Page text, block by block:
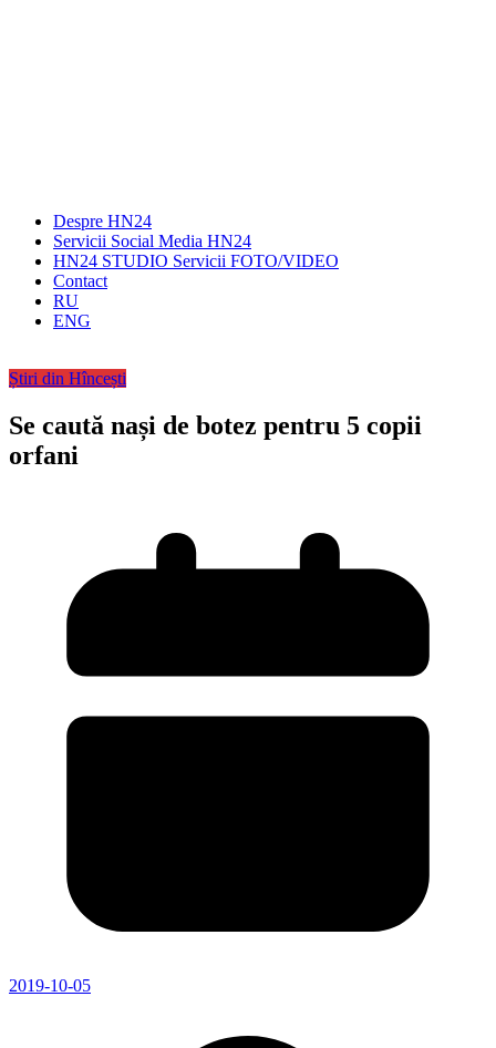
Despre HN24
Servicii Social Media HN24
HN24 STUDIO Servicii FOTO/VIDEO
Contact
RU
ENG
Știri din Hîncești
Se caută nași de botez pentru 5 copii
orfani
2019-10-05